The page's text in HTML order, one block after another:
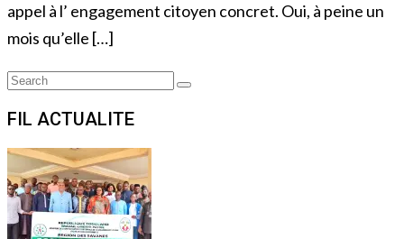
appel à l’ engagement citoyen concret. Oui, à peine un
mois qu’elle […]
Search
Search
FIL ACTUALITE